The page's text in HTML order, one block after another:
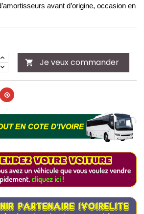
avant d’origine, occasion en
 Je veux commander